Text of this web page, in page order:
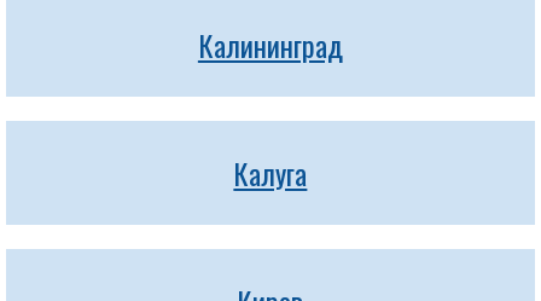
Калининград
Калуга